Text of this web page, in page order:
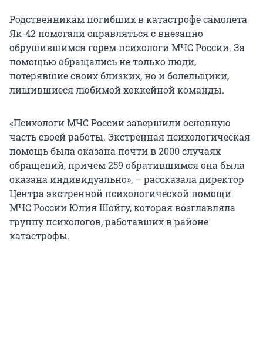
Родственникам погибших в катастрофе самолета
Як-42 помогали справляться с внезапно
обрушившимся горем психологи МЧС России. За
помощью обращались не только люди,
потерявшие своих близких, но и болельщики,
лишившиеся любимой хоккейной команды.
«Психологи МЧС России завершили основную
часть своей работы. Экстренная психологическая
помощь была оказана почти в 2000 случаях
обращений, причем 259 обратившимся она была
оказана индивидуально», – рассказала директор
Центра экстренной психологической помощи
МЧС России Юлия Шойгу, которая возглавляла
группу психологов, работавших в районе
катастрофы.